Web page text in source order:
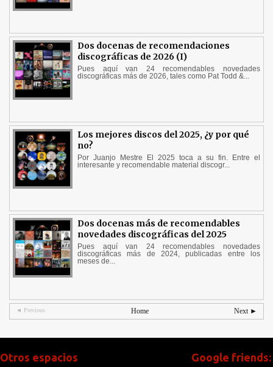
Dos docenas de recomendaciones
discográficas de 2026 (I)
Pues aquí van 24 recomendables novedades
discográficas más de 2026, tales como Pat Todd &...
Los mejores discos del 2025, ¿y por qué
no?
Por Juanjo Mestre El 2025 toca a su fin. Entre el
interesante y recomendable material discogr...
Dos docenas más de recomendables
novedades discográficas del 2025
Pues aquí van 24 recomendables novedades
discográficas más de 2024, publicadas entre los
meses de...
◄ Previous Next ►
Home
Otros espacios
Google friends: